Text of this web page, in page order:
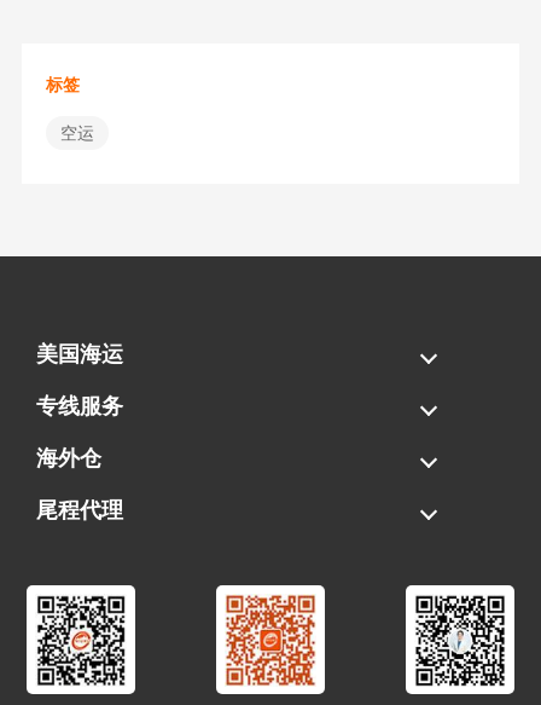
标签
空运
美国海运
海运拼柜
海运整柜
美国海卡
加拿大海运
专线服务
FBA专线直送
超大件专线
AWD专线
电池专线
海外仓
一件代发
FBA中转
贴标换标
拆柜/存储
尾程代理